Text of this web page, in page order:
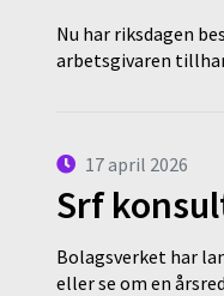
Nu har riksdagen
arbetsgivaren
17 april 2026
Srf
Bolagsverket har
eller se om en